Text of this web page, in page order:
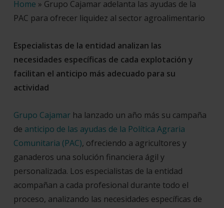
Home » Grupo Cajamar adelanta las ayudas de la
PAC para ofrecer liquidez al sector agroalimentario
Especialistas de la entidad analizan las
necesidades específicas de cada explotación y
facilitan el anticipo más adecuado para su
actividad
Grupo Cajamarha lanzado un año más su campaña
de anticipo de las ayudas de la Política Agraria
Comunitaria (PAC), ofreciendo a agricultores y
ganaderos una solución financiera ágil y
personalizada. Los especialistas de la entidad
acompañan a cada profesional durante todo el
proceso, analizando las necesidades específicas de